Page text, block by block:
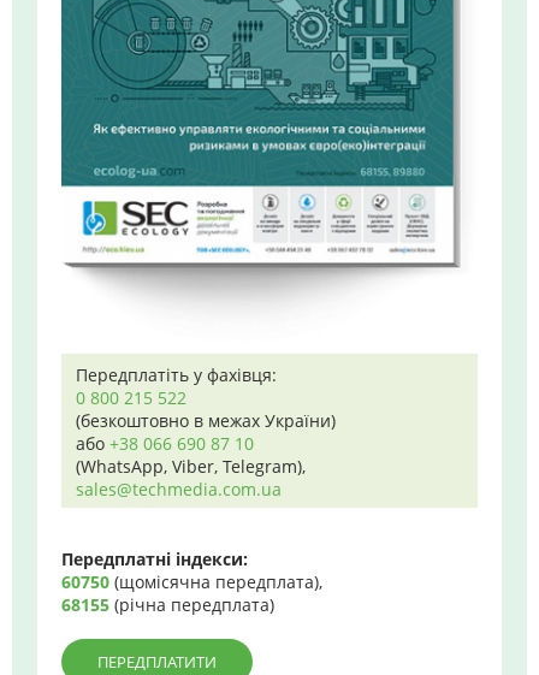
Передплатіть у фахівця:
0 800 215 522
(безкоштовно в межах України)
або +38 066 690 87 10
(WhatsApp, Viber, Telegram),
sales@techmedia.com.ua
Передплатні індекси:
60750 (щомісячна передплата),
68155 (річна передплата)
ПЕРЕДПЛАТИТИ